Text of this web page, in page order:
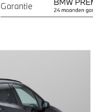
Garantie